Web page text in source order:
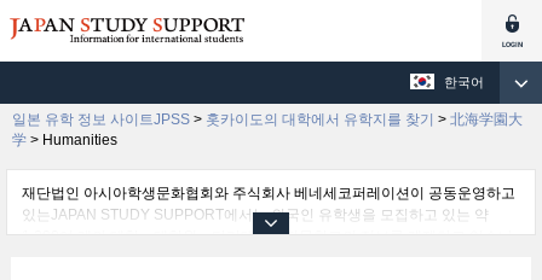
한국어
일본 유학 정보 사이트JPSS > 홋카이도의 대학에서 유학지를 찾기 > 北海学園大
学 > Humanities
재단법인 아시아학생문화협회와 주식회사 베네세코퍼레이션이 공동운영하고
있는JAPAN STUDY SUPPORT에서는 외국인 유학생을 모집하고 있는 약
1,300여 개의 대학・대학원・단기대학・전문학교의 정보를 게재하고 있습니